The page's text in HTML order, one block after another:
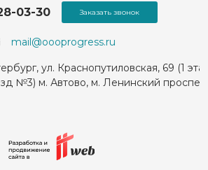
mail@oooprogress.ru
03-30
ул. Краснопутиловская, 69 (1
№3) м. Автово, м. Ленинский
Заказать звонок